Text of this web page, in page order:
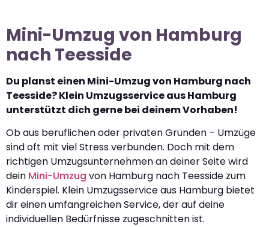
Mini-Umzug von Hamburg
nach Teesside
Du planst einen Mini-Umzug von Hamburg nach
Teesside? Klein Umzugsservice aus Hamburg
unterstützt dich gerne bei deinem Vorhaben!
Ob aus beruflichen oder privaten Gründen – Umzüge
sind oft mit viel Stress verbunden. Doch mit dem
richtigen Umzugsunternehmen an deiner Seite wird
dein Mini-Umzug von Hamburg nach Teesside zum
Kinderspiel. Klein Umzugsservice aus Hamburg bietet
dir einen umfangreichen Service, der auf deine
individuellen Bedürfnisse zugeschnitten ist.